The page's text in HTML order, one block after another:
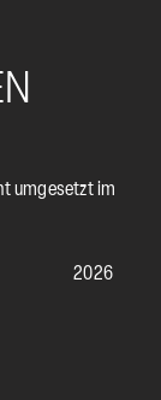
umgesetzt im
2026